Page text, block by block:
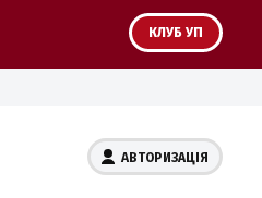
КЛУБ УП
АВТОРИЗАЦІЯ